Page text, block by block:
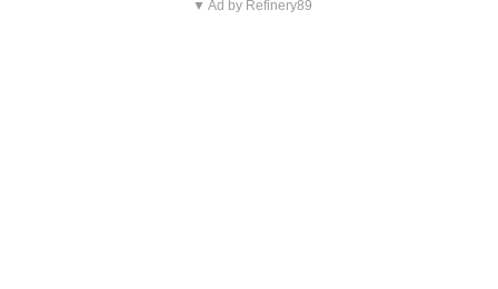
EXPERTS WAARSCHUWEN:
▼ Ad by Refinery89